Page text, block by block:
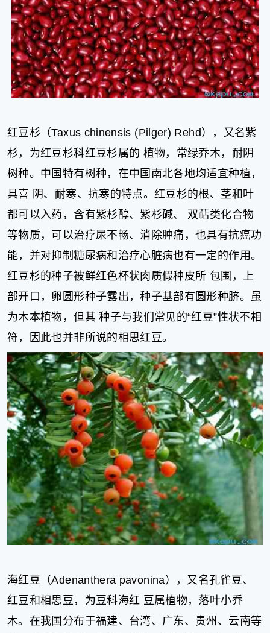
红豆杉（Taxus chinensis (Pilger) Rehd），又名紫
杉，为红豆杉科红豆杉属的 植物，常绿乔木，耐阴
树种。中国特有树种，在中国南北各地均适宜种植，
具喜 阴、耐寒、抗寒的特点。红豆杉的根、茎和叶
都可以入药，含有紫杉醇、紫杉碱、 双萜类化合物
等物质，可以治疗尿不畅、消除肿痛，也具有抗癌功
能，并对抑制糖尿病和治疗心脏病也有一定的作用。
红豆杉的种子被鲜红色杯状肉质假种皮所 包围，上
部开口，卵圆形种子露出，种子基部有圆形种脐。虽
为木本植物，但其 种子与我们常见的“红豆”性状不相
符，因此也并非所说的相思红豆。
海红豆（Adenanthera pavonina），又名孔雀豆、
红豆和相思豆，为豆科海红 豆属植物，落叶小乔
木。在我国分布于福建、台湾、广东、贵州、云南等